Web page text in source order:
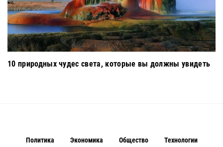
10 природных чудес света, которые вы должны увидеть
Политика Экономика Общество Технологии